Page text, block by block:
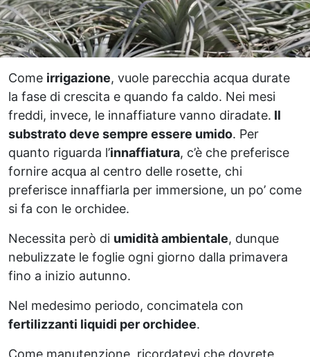
Come irrigazione, vuole parecchia acqua durate
la fase di crescita e quando fa caldo. Nei mesi
freddi, invece, le innaffiature vanno diradate. Il
substrato deve sempre essere umido. Per
quanto riguarda l’innaffiatura, c’è che preferisce
fornire acqua al centro delle rosette, chi
preferisce innaffiarla per immersione, un po’ come
si fa con le orchidee.
Necessita però di umidità ambientale, dunque
nebulizzate le foglie ogni giorno dalla primavera
fino a inizio autunno.
Nel medesimo periodo, concimatela con
fertilizzanti liquidi per orchidee.
Come manutenzione, ricordatevi che dovrete